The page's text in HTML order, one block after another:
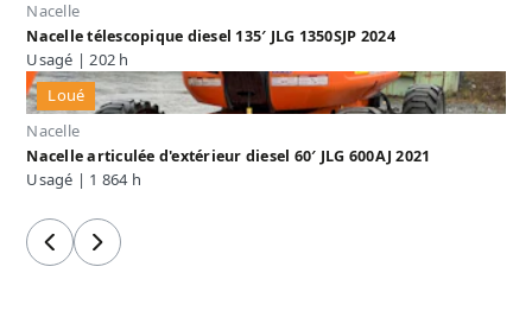
Nacelle
Nacelle télescopique diesel 135′ JLG 1350SJP 2024
Usagé | 202 h
Loué
Nacelle
Nacelle articulée d'extérieur diesel 60′ JLG 600AJ 2021
Usagé | 1 864 h
PrécédentSuivant